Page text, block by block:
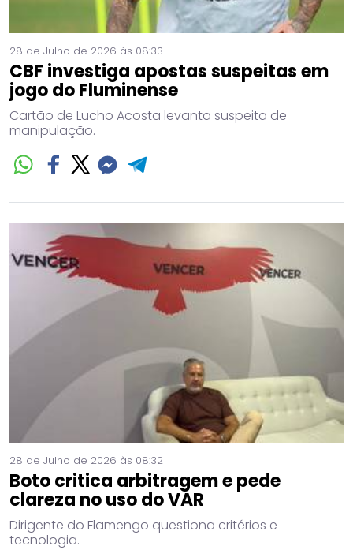
28 de Julho de 2026 às 08:33
CBF investiga apostas suspeitas em
jogo do Fluminense
Cartão de Lucho Acosta levanta suspeita de
manipulação.
28 de Julho de 2026 às 08:32
Boto critica arbitragem e pede
clareza no uso do VAR
Dirigente do Flamengo questiona critérios e
tecnologia.